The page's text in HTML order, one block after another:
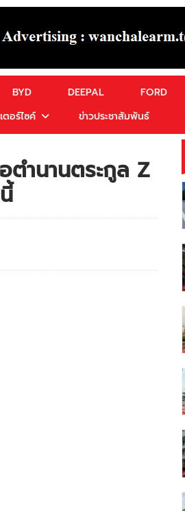
BYD DEEPAL FORD
ตอร์ไซค์ ข่าวประชาสัมพันธ์
ำนานตระกูล Z